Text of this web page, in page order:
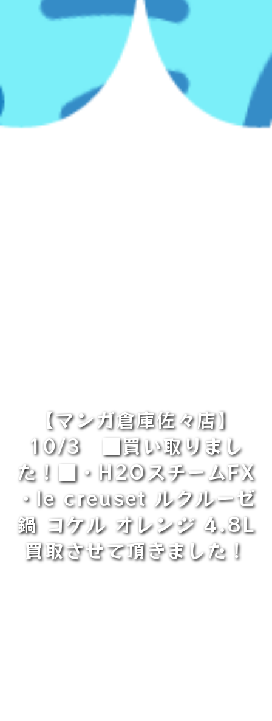
【マンガ倉庫佐々店】
10/3 ■買い取りまし
た！■・H2OスチームFX
・le creuset ルクルーゼ
鍋 コケル オレンジ 4.8L
買取させて頂きました！